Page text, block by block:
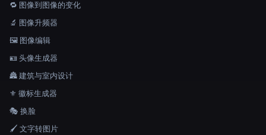
🔁 图像到图像的变化
🔬 图像升频器
🖼️ 图像编辑
🪪 头像生成器
🏯 建筑与室内设计
⚜️ 徽标生成器
🎭 换脸
🖌️ 文字转图片